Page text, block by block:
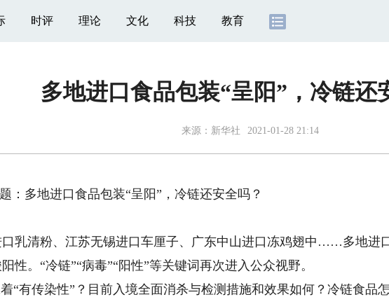
时评 理论 文化 科技 教育
多地进口食品包装“呈阳”，冷链还
来源：新华社 2021-01-28 21:14
多地进口食品包装“呈阳”，冷链还安全吗？
清粉、江苏无锡进口车厘子、广东中山进口冻鸡翅中……多地进
性。“冷链”“病毒”“阳性”等关键词再次进入公众视野。
有传染性”？目前入境全面消杀与检测措施和效果如何？冷链食品